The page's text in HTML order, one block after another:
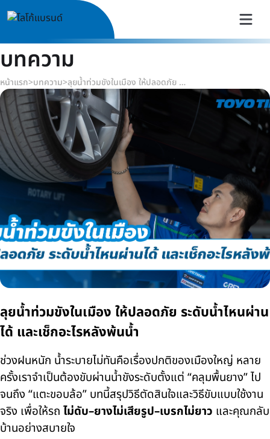
บทความ
หน้าแรก>บทความ> ลุยน้ำท่วมขังในเมือง ให้ปลอดภัย ระดับน้ำไหนผ่านได้ และเช็กอะไรหลังพ้นน้ำ
ลุยน้ำท่วมขังในเมือง ให้ปลอดภัย ระดับน้ำไหนผ่าน
ได้ และเช็กอะไรหลังพ้นน้ำ
ช่วงฝนหนัก น้ำระบายไม่ทันคือเรื่องปกติของเมืองใหญ่ หลาย
ครั้งเราจำเป็นต้องขับผ่านน้ำขังระดับตั้งแต่ “คลุมพื้นยาง” ไป
จนถึง “แตะขอบล้อ” บทนี้สรุปวิธีตัดสินใจและวิธีขับแบบใช้งาน
จริง เพื่อให้รถ ไม่ดับ–ยางไม่เสียรูป–เบรกไม่ยาว และคุณกลับ
บ้านอย่างสบายใจ